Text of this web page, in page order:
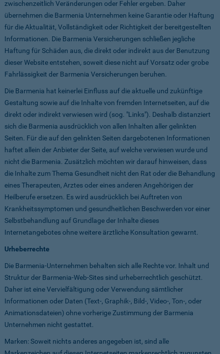
zwischenzeitlich Veränderungen oder Fehler ergeben. Daher
übernehmen die Barmenia Unternehmen keine Garantie oder Haftung
für die Aktualität, Vollständigkeit oder Richtigkeit der bereitgestellten
Informationen. Die Barmenia Versicherungen schließen jegliche
Haftung für Schäden aus, die direkt oder indirekt aus der Benutzung
dieser Website entstehen, soweit diese nicht auf Vorsatz oder grobe
Fahrlässigkeit der Barmenia Versicherungen beruhen.
Die Barmenia hat keinerlei Einfluss auf die aktuelle und zukünftige
Gestaltung sowie auf die Inhalte von fremden Internetseiten, auf die
direkt oder indirekt verwiesen wird (sog. "Links"). Deshalb distanziert
sich die Barmenia ausdrücklich von allen Inhalten aller gelinkten
Seiten. Für die auf den gelinkten Seiten dargebotenen Informationen
haftet allein der Anbieter der Seite, auf welche verwiesen wurde und
nicht die Barmenia. Zusätzlich möchten wir darauf hinweisen, dass
die Inhalte zum Thema Gesundheit nicht den Rat oder die Behandlung
eines Therapeuten, Arztes oder eines anderen Angehörigen der
Heilberufe ersetzen. Es wird ausdrücklich bei Auftreten von
Krankheitssymptomen und gesundheitlichen Beschwerden vor einer
Selbstbehandlung auf Grundlage der Inhalte dieses
Internetangebotes ohne weitere ärztliche Konsultation gewarnt.
Urheberrechte
Die Barmenia-Unternehmen behalten sich alle Rechte vor. Inhalt und
Struktur der Barmenia-Web-Sites sind urheberrechtlich geschützt.
Daher ist eine Vervielfältigung oder Verwendung sämtlicher
Informationen oder Daten (Text-, Graphik-, Bild-, Video-, Ton-, oder
Animationsdateien) ohne vorherige Zustimmung der Barmenia
Unternehmen nicht gestattet.
Marken: Soweit nichts anderes angegeben ist, sind alle